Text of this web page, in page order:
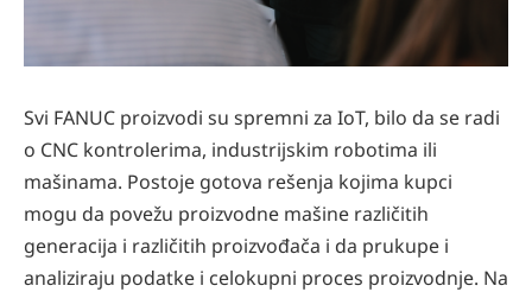
Svi FANUC proizvodi su spremni za IoT, bilo da se radi
o CNC kontrolerima, industrijskim robotima ili
mašinama. Postoje gotova rešenja kojima kupci
mogu da povežu proizvodne mašine različitih
generacija i različitih proizvođača i da prukupe i
analiziraju podatke i celokupni proces proizvodnje. Na